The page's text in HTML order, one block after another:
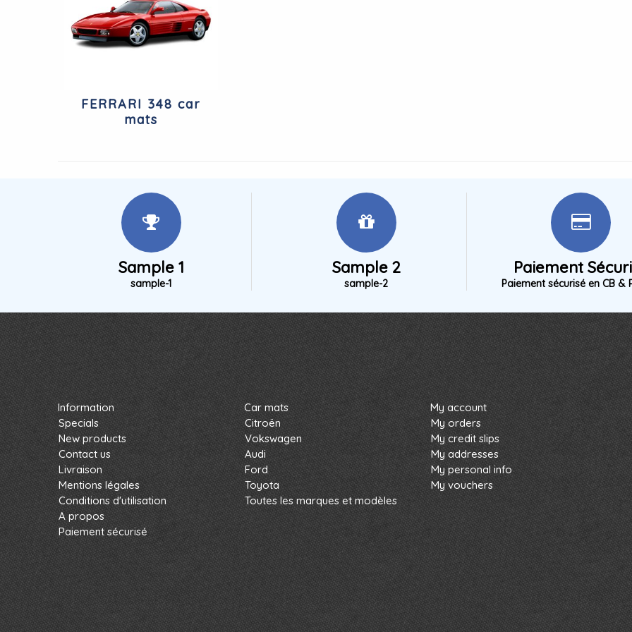
FERRARI 348 car
mats
Sample 1
sample-1
Sample 2
sample-2
Paiement
Paiement sécurisé en CB &
Information
Specials
New products
Contact us
Livraison
Mentions légales
Conditions d'utilisation
A propos
Paiement sécurisé
Car mats
Citroën
Vokswagen
Audi
Ford
Toyota
Toutes les marques et modèles
My account
My orders
My credit slips
My addresses
My personal info
My vouchers